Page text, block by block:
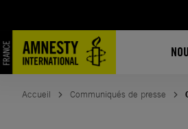
contenu
Accueil Communiqués de presse